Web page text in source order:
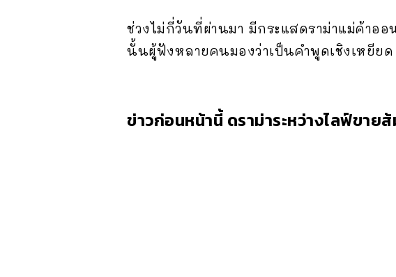
ช่วงไม่กี่วันที่ผ่านมา มีกระแสดราม่าแม่ค้า
นั้นผู้ฟังหลายคนมองว่าเป็นคำพูดเชิงเหยีย
ข่าวก่อนหน้านี้ ดราม่าระหว่างไลฟ์ขาย